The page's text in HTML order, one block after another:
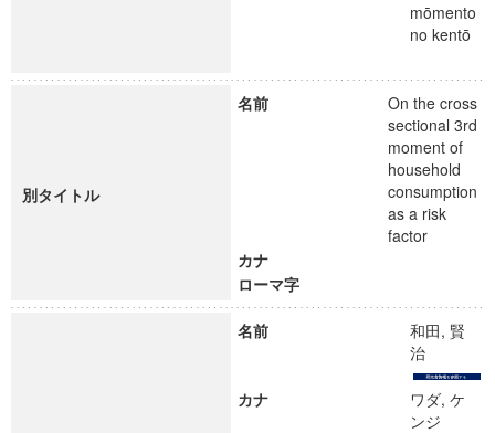
mōmento
no kentō
別タイトル
名前
On the cross
sectional 3rd
moment of
household
consumption
as a risk
factor
カナ
ローマ字
名前
和田, 賢
治
カナ
ワダ, ケ
ンジ